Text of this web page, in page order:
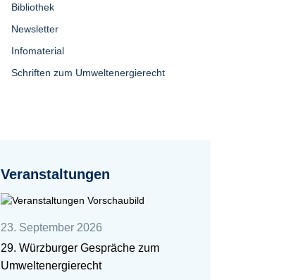
Bibliothek
Newsletter
Infomaterial
Schriften zum Umweltenergierecht
Veranstaltungen
23. September 2026
29. Würzburger Gespräche zum
Umweltenergierecht